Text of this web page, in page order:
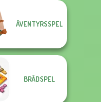
ÄVENTYRSSPEL
BRÄDSPEL